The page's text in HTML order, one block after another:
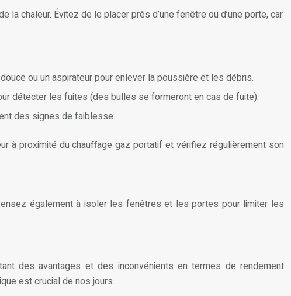
chaleur. Évitez de le placer près d’une fenêtre ou d’une porte, car
ou un aspirateur pour enlever la poussière et les débris.
détecter les fuites (des bulles se formeront en cas de fuite).
des signes de faiblesse.
à proximité du chauffage gaz portatif et vérifiez régulièrement son
également à isoler les fenêtres et les portes pour limiter les
des avantages et des inconvénients en termes de rendement
est crucial de nos jours.